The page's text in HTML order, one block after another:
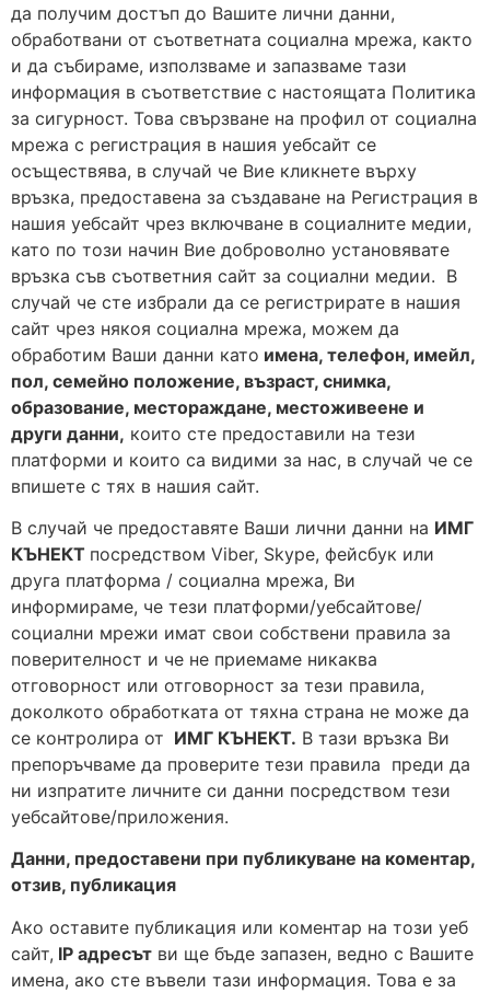
да получим достъп до Вашите лични данни,
обработвани от съответната социална мрежа, както
и да събираме, използваме и запазваме тази
информация в съответствие с настоящата Политика
за сигурност. Това свързване на профил от социална
мрежа с регистрация в нашия уебсайт се
осъществява, в случай че Вие кликнете върху
връзка, предоставена за създаване на Регистрация в
нашия уебсайт чрез включване в социалните медии,
като по този начин Вие доброволно установявате
връзка съв съответния сайт за социални медии. В
случай че сте избрали да се регистрирате в нашия
сайт чрез някоя социална мрежа, можем да
обработим Ваши данни като имена, телефон, имейл,
пол, семейно положение, възраст, снимка,
образование, местораждане, местоживеене и
други данни, които сте предоставили на тези
платформи и които са видими за нас, в случай че се
впишете с тях в нашия сайт.
В случай че предоставяте Ваши лични данни на ИМГ
КЪНЕКТ посредством Viber, Skype, фейсбук или
друга платформа / социална мрежа, Ви
информираме, че тези платформи/уебсайтове/
социални мрежи имат свои собствени правила за
поверителност и че не приемаме никаква
отговорност или отговорност за тези правила,
доколкото обработката от тяхна страна не може да
се контролира от ИМГ КЪНЕКТ. В тази връзка Ви
препоръчваме да проверите тези правила преди да
ни изпратите личните си данни посредством тези
уебсайтове/приложения.
Данни, предоставени при публикуване на коментар,
отзив, публикация
Ако оставите публикация или коментар на този уеб
сайт, IP адресът ви ще бъде запазен, ведно с Вашите
имена, ако сте въвели тази информация. Това е за